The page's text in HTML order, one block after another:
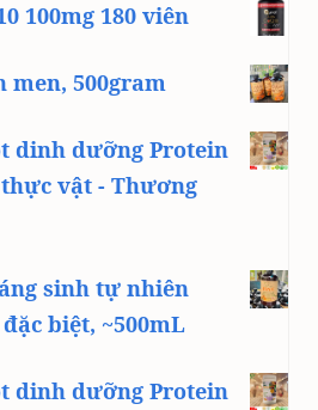
100mg 180 viên
men, 500gram
dinh dưỡng Protein
vật - Thương
sinh tự nhiên
biệt, ~500mL
dinh dưỡng Protein